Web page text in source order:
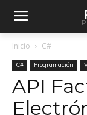
Inicio C#
C# Programación
API